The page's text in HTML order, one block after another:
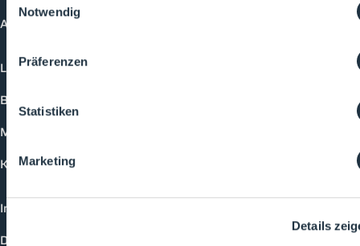
Notwendig
Präferenzen
Statistiken
Marketing
Details
Academy
Login
Buchungsmöglichkeiten
Medienformate
Kontakt
Impressum
Datenschutzerklärung